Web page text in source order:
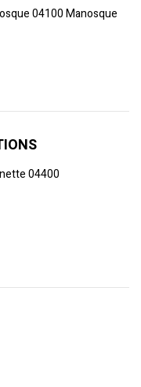
04100 Manosque
04400